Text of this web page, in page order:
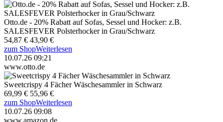
Otto.de - 20% Rabatt auf Sofas, Sessel und Hocker: z.B.
SALESFEVER Polsterhocker in Grau/Schwarz
54,87 € 43,90 €
zum ShopWeiterlesen
10.07.26 09:21
www.otto.de
Sweetcrispy 4 Fächer Wäschesammler in Schwarz
69,99 € 55,96 €
zum ShopWeiterlesen
10.07.26 09:08
www.amazon.de